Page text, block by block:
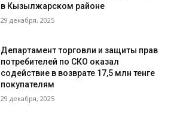
в Кызылжарском районе
29 декабря, 2025
Департамент торговли и защиты прав
потребителей по СКО оказал
содействие в возврате 17,5 млн тенге
покупателям
29 декабря, 2025